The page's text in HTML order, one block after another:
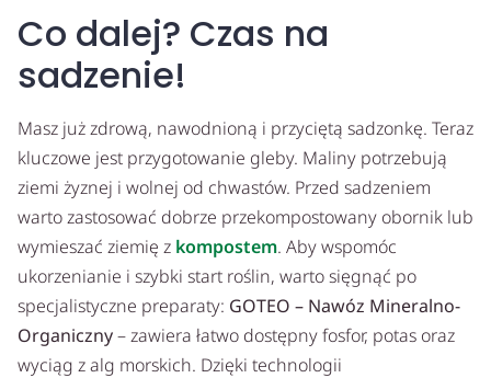
Co dalej? Czas na
sadzenie!
Masz już zdrową, nawodnioną i przyciętą sadzonkę. Teraz
kluczowe jest przygotowanie gleby. Maliny potrzebują
ziemi żyznej i wolnej od chwastów. Przed sadzeniem
warto zastosować dobrze przekompostowany obornik lub
wymieszać ziemię z kompostem. Aby wspomóc
ukorzenianie i szybki start roślin, warto sięgnąć po
specjalistyczne preparaty: GOTEO – Nawóz Mineralno-
Organiczny– zawiera łatwo dostępny fosfor, potas oraz
wyciąg z alg morskich. Dzięki technologii